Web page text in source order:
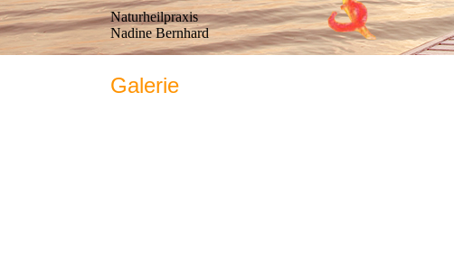
Naturheilpraxis
Nadine Bernhard
Galerie